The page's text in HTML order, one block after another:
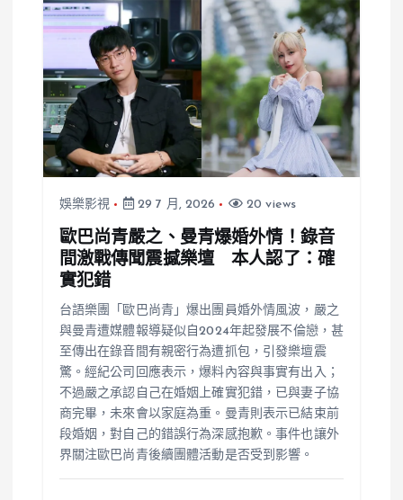
按讚破10萬
娛樂影視 29 7 月, 2026 20 views
歐巴尚青嚴之、曼青爆婚外情！錄音
間激戰傳聞震撼樂壇 本人認了：確
實犯錯
台語樂團「歐巴尚青」爆出團員婚外情風波，嚴之
與曼青遭媒體報導疑似自2024年起發展不倫戀，甚
至傳出在錄音間有親密行為遭抓包，引發樂壇震
驚。經紀公司回應表示，爆料內容與事實有出入；
不過嚴之承認自己在婚姻上確實犯錯，已與妻子協
商完畢，未來會以家庭為重。曼青則表示已結束前
段婚姻，對自己的錯誤行為深感抱歉。事件也讓外
界關注歐巴尚青後續團體活動是否受到影響。